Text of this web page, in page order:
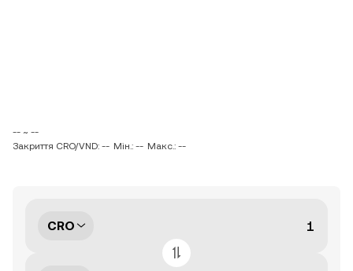
-- ~ --
Закриття CRO/VND: -- Мін.: -- Макс.: --
CRO